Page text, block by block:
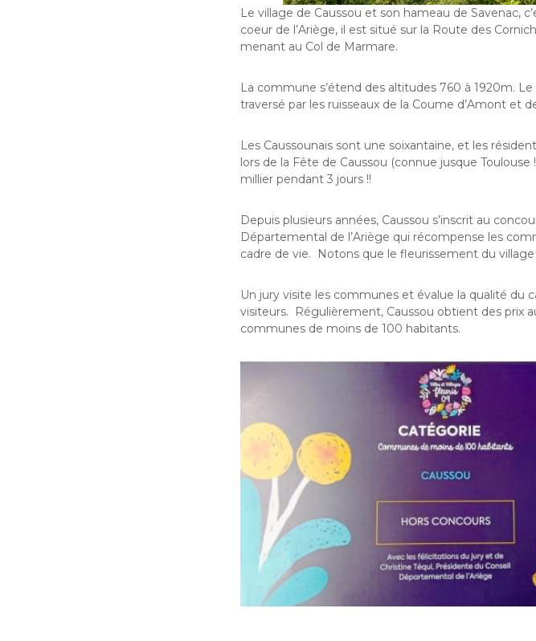
Le village de Caussou et son hameau de Savenac,
coeur de l’Ariège, il est situé sur la Route des
menant au Col de Marmare.
La commune s’étend des altitudes 760 à 1920m.
traversé par les ruisseaux de la Coume d’Amont et
Les Caussounais sont une soixantaine, et les
lors de la Fête de Caussou (connue jusque
millier pendant 3 jours !!
Depuis plusieurs années, Caussou s’inscrit au
Départemental de l’Ariège qui récompense les
cadre de vie. Notons que le fleurissement du
Un jury visite les communes et évalue la qualité du
visiteurs. Régulièrement, Caussou obtient des prix
communes de moins de 100 habitants.